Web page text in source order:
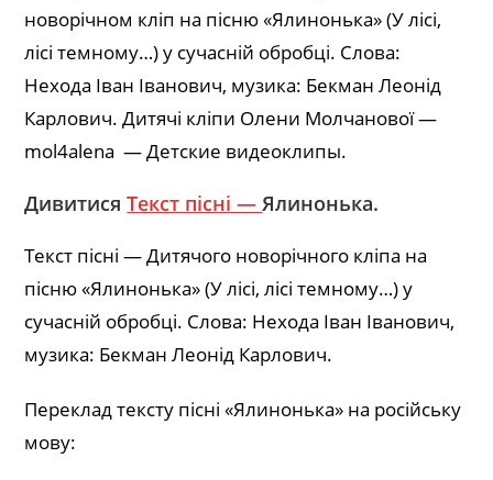
новорічном кліп на пісню «Ялинонька» (У лісі,
лісі темному…) у сучасній обробці. Слова:
Нехода Іван Іванович, музика: Бекман Леонід
Карлович. Дитячі кліпи Олени Молчанової —
mol4alena — Детские видеоклипы.
ДивитисяТекст пісні —Ялинонька.
Текст пісні — Дитячого новорічного кліпа на
пісню «Ялинонька» (У лісі, лісі темному…) у
сучасній обробці. Слова: Нехода Іван Іванович,
музика: Бекман Леонід Карлович.
Переклад тексту пісні «Ялинонька» на російську
мову: